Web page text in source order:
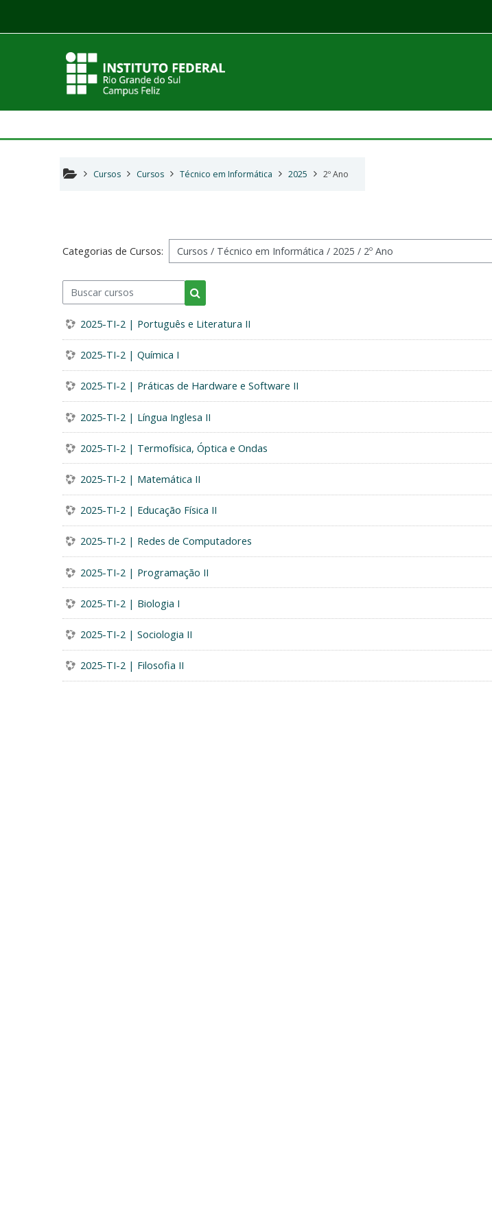
Cursos Cursos Técnico em Informática 2025 2º Ano
Categorias de Cursos:
Buscar cursos
Buscar cursos
2025-TI-2 | Português e Literatura II
2025-TI-2 | Química I
2025-TI-2 | Práticas de Hardware e Software II
2025-TI-2 | Língua Inglesa II
2025-TI-2 | Termofísica, Óptica e Ondas
2025-TI-2 | Matemática II
2025-TI-2 | Educação Física II
2025-TI-2 | Redes de Computadores
2025-TI-2 | Programação II
2025-TI-2 | Biologia I
2025-TI-2 | Sociologia II
2025-TI-2 | Filosofia II